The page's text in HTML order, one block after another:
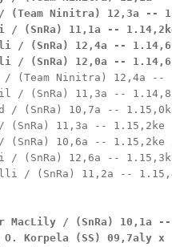
(Team Ninitra) 12,3a --
/ (SnRa) 11,1a --
/ (SnRa) 12,4a --
/ (SnRa) 12,0a --
/ (Team Ninitra) 12,4a --
/ (SnRa) 11,3a --
/ (SnRa) 10,7a --
(SnRa) 11,3a -- 1.15,2ke
10,6a -- 1.15,2ke
/ (SnRa) 12,6a --
/ (SnRa) 11,2a --
MacLily / (SnRa) 10,1a
Korpela (SS) 09,7aly x